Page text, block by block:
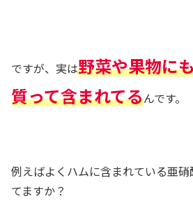
ですが、実は野菜や果物に
質って含まれてるんです。
例えばよくハムに含まれている亜
てますか？